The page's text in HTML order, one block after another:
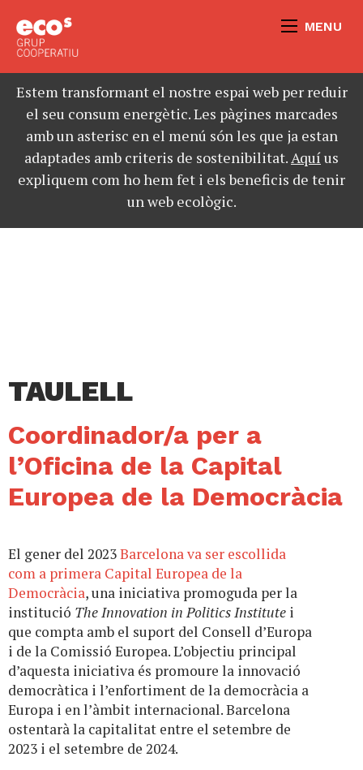
MENU
Estem transformant el nostre espai web per reduir
el seu consum energètic. Les pàgines marcades
amb un asterisc en el menú són les que ja estan
adaptades amb criteris de sostenibilitat.Aquíus
expliquem com ho hem fet i els beneficis de tenir
un web ecològic.
TAULELL
Coordinador/a per a
l’Oficina de la Capital
Europea de la Democràcia
El gener del 2023Barcelona va ser escollida
com a primera Capital Europea de la
Democràcia, una iniciativa promoguda per la
institució The Innovation in Politics Institute i
que compta amb el suport del Consell d’Europa
i de la Comissió Europea. L’objectiu principal
d’aquesta iniciativa és promoure la innovació
democràtica i l’enfortiment de la democràcia a
Europa i en l’àmbit internacional. Barcelona
ostentarà la capitalitat entre el setembre de
2023 i el setembre de 2024.